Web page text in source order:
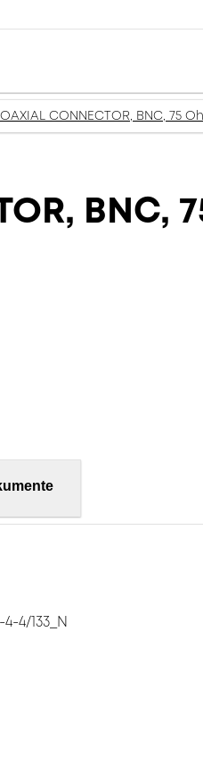
CONNECTOR, BNC, 75
4/133_N